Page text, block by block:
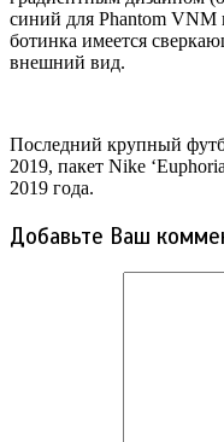
синий для Phantom
ботинка имеется
внешний вид.
Последний крупный
2019, пакет Nike
2019 года.
Добавьте Ваш